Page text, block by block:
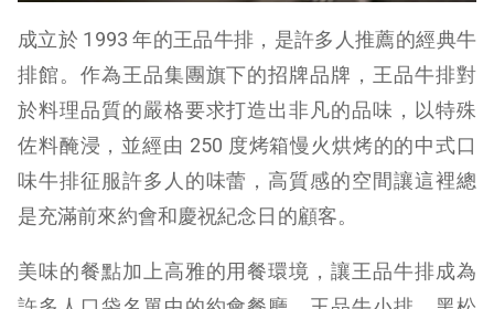
成立於 1993 年的王品牛排，是許多人推薦的經典牛
排館。作為王品集團旗下的招牌品牌，王品牛排對
於料理品質的嚴格要求打造出非凡的品味，以特殊
佐料醃浸，並經由 250 度烤箱慢火烘烤的的中式口
味牛排征服許多人的味蕾，高質感的空間讓這裡總
是充滿前來約會和慶祝紀念日的顧客。
美味的餐點加上高雅的用餐環境，讓王品牛排成為